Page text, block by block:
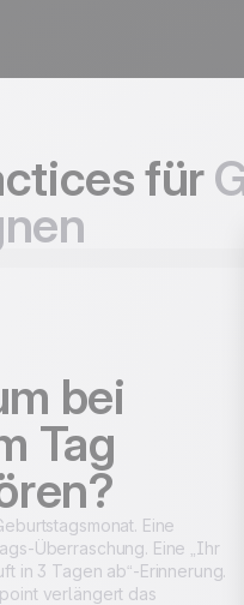
für
bei
Tag
Eine
Überraschung. Eine „Ihr
in 3 Tagen ab“-Erinnerung.
verlängert das